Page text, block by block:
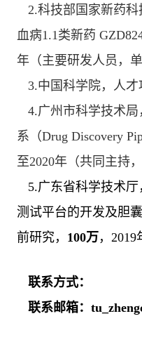
2.科技部国家新药科
血病1.1类新药
年（主要研发人员，
3.中国科学院， 人才
4.广州市科学技术局
系（Drug Discovery
至2020年（共同主持
5.广东省科学技术厅
测试平台的开发及胆
前研究， 100万 ， 2019
联系方式：
联系邮箱：